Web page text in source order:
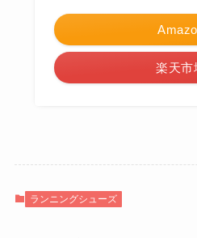
楽天市
ランニングシューズ